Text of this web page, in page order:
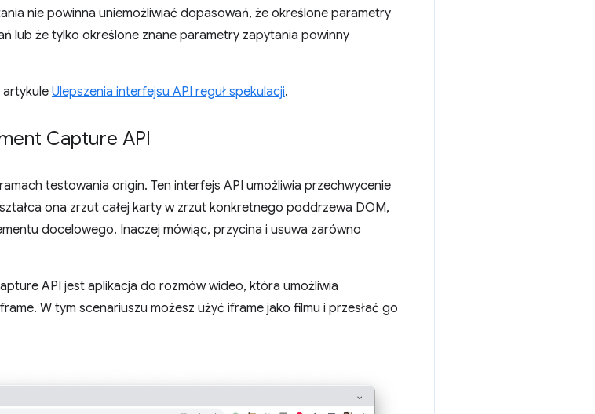
nie powinna uniemożliwiać dopasowań, że określone parametry
lub że tylko określone znane parametry zapytania powinny
artykule Ulepszenia interfejsu API reguł spekulacji.
Capture API
testowania origin. Ten interfejs API umożliwia przechwycenie
ona zrzut całej karty w zrzut konkretnego poddrzewa DOM,
docelowego. Inaczej mówiąc, przycina i usuwa zarówno
API jest aplikacja do rozmów wideo, która umożliwia
W tym scenariuszu możesz użyć iframe jako filmu i przesłać go